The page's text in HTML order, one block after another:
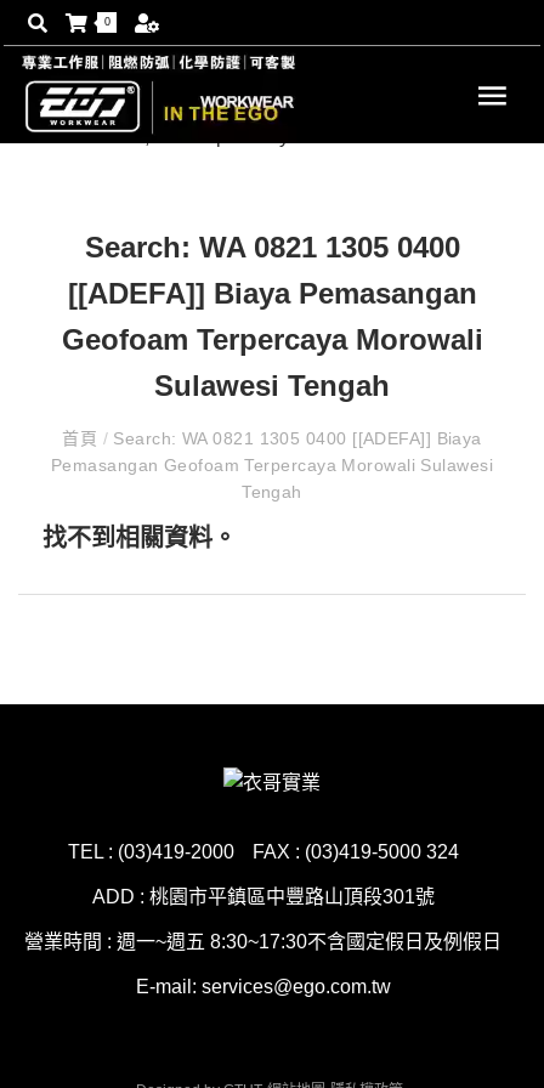
0
Search: WA 0821 1305 0400
[[ADEFA]] Biaya Pemasangan
Geofoam Terpercaya Morowali
Sulawesi Tengah
首頁 /Search: WA 0821 1305 0400 [[ADEFA]] Biaya
Pemasangan Geofoam Terpercaya Morowali Sulawesi
Tengah
找不到相關資料。
TEL : (03)419-2000 FAX : (03)419-5000 324
ADD : 桃園市平鎮區中豐路山頂段301號
營業時間 : 週一~週五 8:30~17:30不含國定假日及例假日
E-mail: services@ego.com.tw